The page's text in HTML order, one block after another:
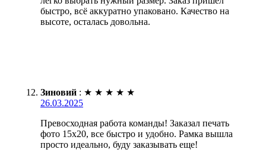
быстро, всё аккуратно упаковано. Качество на
высоте, осталась довольна.
Зиновий : ★ ★ ★ ★ ★
26.03.2025
Превосходная работа команды! Заказал печать
фото 15х20, все быстро и удобно. Рамка вышла
просто идеально, буду заказывать еще!